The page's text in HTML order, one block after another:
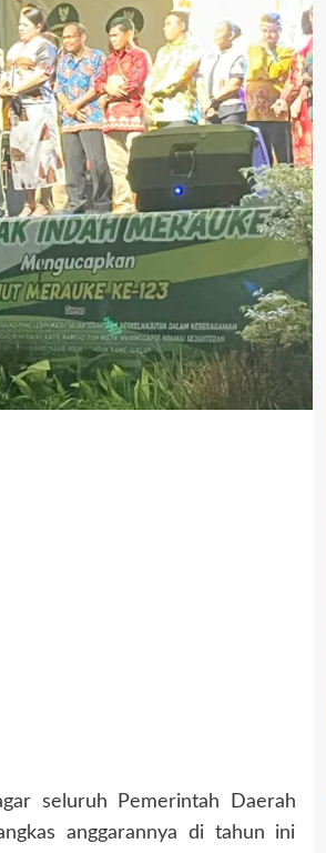
seluruh Pemerintah Daerah
anggarannya di tahun ini